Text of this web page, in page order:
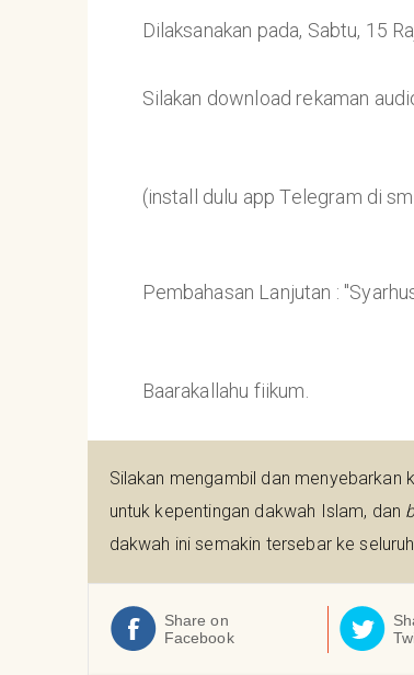
Dilaksanakan pada, Sabtu, 15
Silakan download rekaman
(install dulu app Telegram di
Pembahasan Lanjutan :
Baarakallahu fiikum.
Silakan mengambil dan menyebarkan
untuk kepentingan dakwah Islam, dan
dakwah ini semakin tersebar ke
Share on
Facebook